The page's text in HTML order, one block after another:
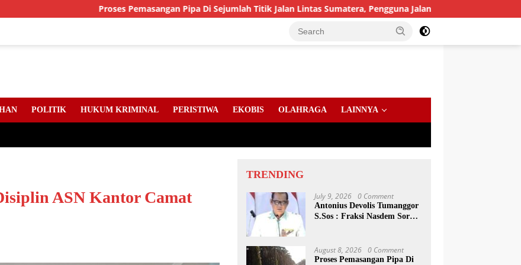
Proses Pemasangan Pipa Di Sejumlah Titik Jalan Lintas Sumatera, Pengguna Jalan diimbau Untuk meningkatkan
POLITIK HUKUM KRIMINAL PERISTIWA EKOBIS OLAHRAGA LAINNYA
ASN Kantor Camat
TRENDING
July 9, 2026 0 Comment
Antonius Devolis Tumanggor
S.Sos : Fraksi Nasdem Soroti
August 8, 2026 0 Comment
Proses Pemasangan Pipa Di